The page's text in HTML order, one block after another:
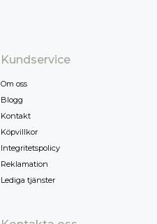
Kundservice
Om oss
Blogg
Kontakt
Köpvillkor
Integritetspolicy
Reklamation
Lediga tjänster